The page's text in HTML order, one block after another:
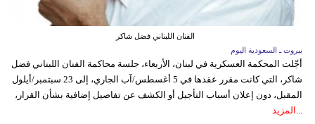
الفنان اللبناني فضل شاكر
بيروت ـ السعودية اليوم
أجّلت المحكمة العسكرية في لبنان، الأربعاء، جلسة محاكمة الفنان اللبناني فضل
شاكر، التي كانت مقرر عقدها في 5 أغسطس/آب الجاري، إلى 23 سبتمبر/أيلول
المقبل، دون إعلان أسباب التأجيل أو الكشف عن تفاصيل إضافية بشأن القرار،
المزيد